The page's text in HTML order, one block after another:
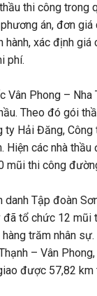
thi công trong
án, đơn
hành, xác định
phí.
Phong – Nha
Theo đó gói
ty Hải Đăng,
Hiện các nhà
mũi thi công
Tập đoàn
đã tổ chức 12
trăm nhân sự.
– Vân
được 57,82